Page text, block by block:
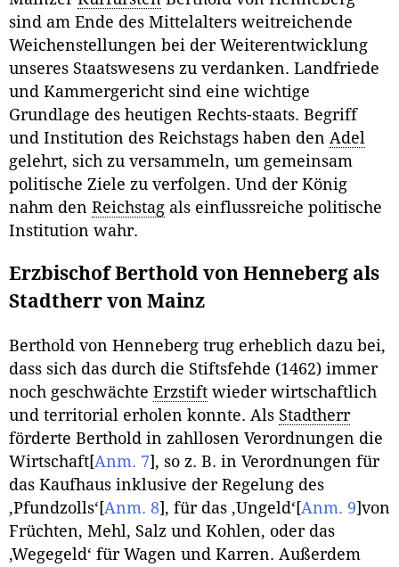
sind am Ende des Mittelalters weitreichende
Weichenstellungen bei der Weiterentwicklung
unseres Staatswesens zu verdanken. Landfriede
und Kammergericht sind eine wichtige
Grundlage des heutigen Rechts-staats. Begriff
und Institution des Reichstags haben den Adel
gelehrt, sich zu versammeln, um gemeinsam
politische Ziele zu verfolgen. Und der König
nahm den Reichstag als einflussreiche politische
Institution wahr.
Erzbischof Berthold von Henneberg als
Stadtherr von Mainz
Berthold von Henneberg trug erheblich dazu bei,
dass sich das durch die Stiftsfehde (1462) immer
noch geschwächte Erzstift wieder wirtschaftlich
und territorial erholen konnte. Als Stadtherr
förderte Berthold in zahllosen Verordnungen die
Wirtschaft[Anm. 7] , so z. B. in Verordnungen für
das Kaufhaus inklusive der Regelung des
‚Pfundzolls‘ [Anm. 8] , für das ‚Ungeld‘ [Anm. 9]von
Früchten, Mehl, Salz und Kohlen, oder das
‚Wegegeld‘ für Wagen und Karren. Außerdem